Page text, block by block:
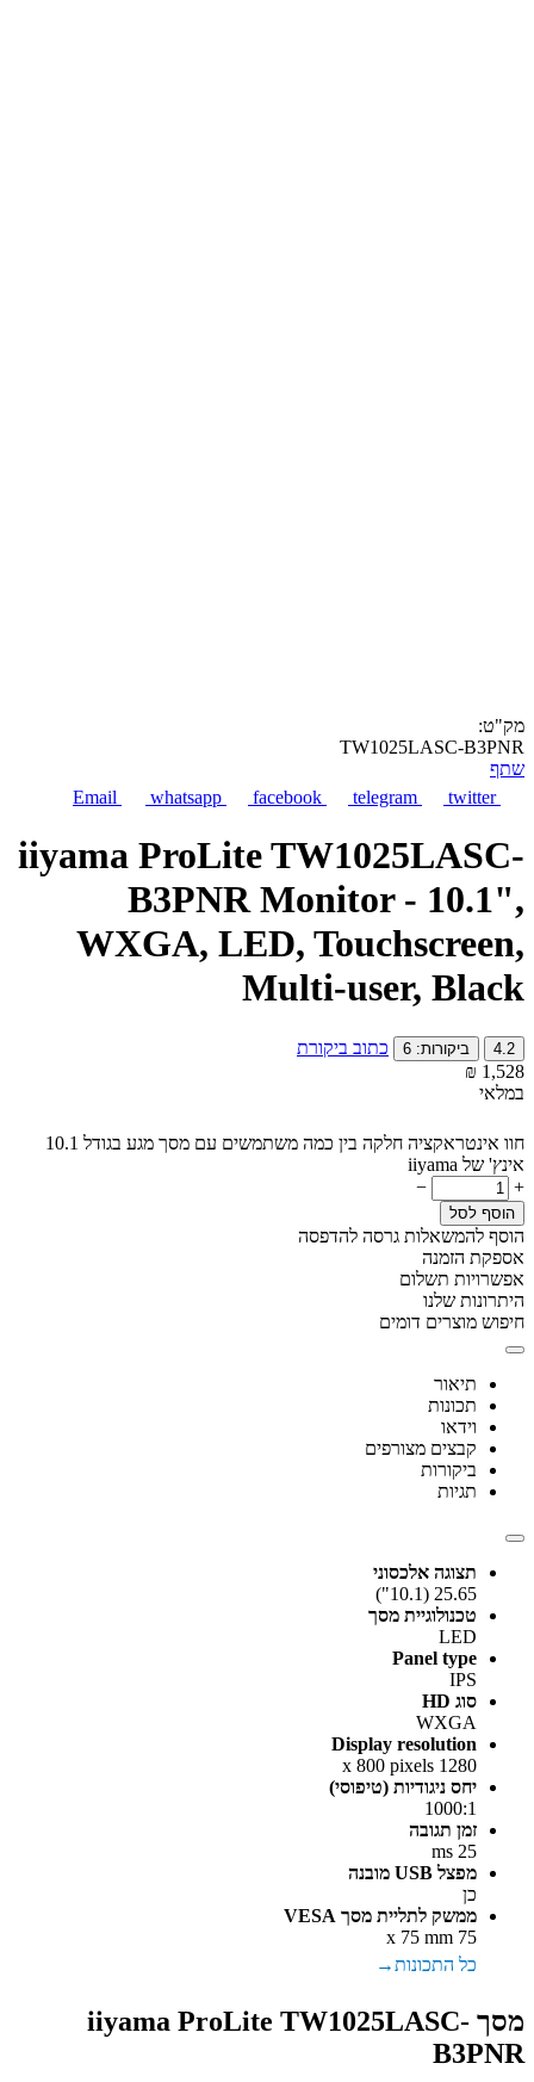
מק"ט:
TW1025LASC-B3PNR
שתף
Email
whatsapp facebook telegram twitter
iiyama ProLite TW1025LASC-
B3PNR Monitor - 10.1",
WXGA, LED, Touchscreen,
Multi-user, Black
4.2 ביקורות: 6
כתוב ביקורת
₪ 1,528
במלאי
חוו אינטראקציה חלקה בין כמה משתמשים עם מסך מגע בגודל 10.1
אינץ' של iiyama
+
−
הוסף לסל
הוסף להמשאלות גרסה להדפסה
אספקת הזמנה
אפשרויות תשלום
היתרונות שלנו
חיפוש מוצרים דומים
תיאור
תכונות
וידאו
קבצים מצורפים
ביקורות
תגיות
תצוגה אלכסוני
25.65 (10.1")
טכנולוגיית מסך
LED
Panel type
IPS
סוג HD
WXGA
Display resolution
1280 x 800 pixels
יחס ניגודיות (טיפוסי)
1000:1
זמן תגובה
25 ms
מפצל USB מובנה
כן
ממשק לתליית מסך VESA
75 x 75 mm
כל התכונות
מסך iiyama ProLite TW1025LASC-
B3PNR